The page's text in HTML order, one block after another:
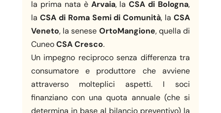
la prima nata è Arvaia, laCSA di Bologna,
la CSA di Roma Semi di Comunità, laCSA
Veneto, la senese OrtoMangione, quella di
CuneoCSA Cresco.
Un impegno reciproco senza differenza tra
consumatore e produttore che avviene
attraverso molteplici aspetti. I soci
finanziano con una quota annuale (che si